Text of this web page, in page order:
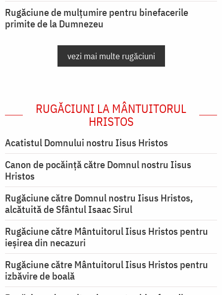
Rugăciune de mulțumire pentru binefacerile
primite de la Dumnezeu
vezi mai multe rugăciuni
RUGĂCIUNI LA MÂNTUITORUL
HRISTOS
Acatistul Domnului nostru Iisus Hristos
Canon de pocăință către Domnul nostru Iisus
Hristos
Rugăciune către Domnul nostru Iisus Hristos,
alcătuită de Sfântul Isaac Sirul
Rugăciune către Mântuitorul Iisus Hristos pentru
ieşirea din necazuri
Rugăciune către Mântuitorul Iisus Hristos pentru
izbăvire de boală